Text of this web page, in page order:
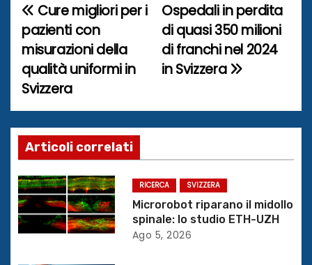
N
a
v
i
g
a
z
i
Ospedali in perdita
di quasi 350 milioni
di franchi nel 2024
in Svizzera
Cure migliori per i
pazienti con
misurazioni della
qualità uniformi in
Svizzera
Articoli correlati
RICERCA SVIZZERA
Microrobot riparano il midollo
spinale: lo studio ETH-UZH
Ago 5, 2026